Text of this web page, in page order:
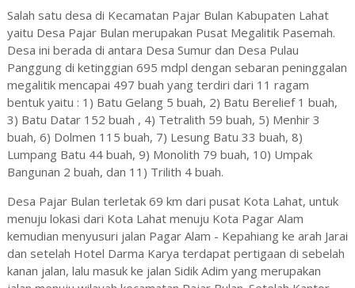
Salah satu desa di Kecamatan Pajar Bulan Kabupaten Lahat
yaitu Desa Pajar Bulan merupakan Pusat Megalitik Pasemah.
Desa ini berada di antara Desa Sumur dan Desa Pulau
Panggung di ketinggian 695 mdpl dengan sebaran peninggalan
megalitik mencapai 497 buah yang terdiri dari 11 ragam
bentuk yaitu : 1) Batu Gelang 5 buah, 2) Batu Berelief 1 buah,
3) Batu Datar 152 buah , 4) Tetralith 59 buah, 5) Menhir 3
buah, 6) Dolmen 115 buah, 7) Lesung Batu 33 buah, 8)
Lumpang Batu 44 buah, 9) Monolith 79 buah, 10) Umpak
Bangunan 2 buah, dan 11) Trilith 4 buah.
Desa Pajar Bulan terletak 69 km dari pusat Kota Lahat, untuk
menuju lokasi dari Kota Lahat menuju Kota Pagar Alam
kemudian menyusuri jalan Pagar Alam - Kepahiang ke arah Jarai
dan setelah Hotel Darma Karya terdapat pertigaan di sebelah
kanan jalan, lalu masuk ke jalan Sidik Adim yang merupakan